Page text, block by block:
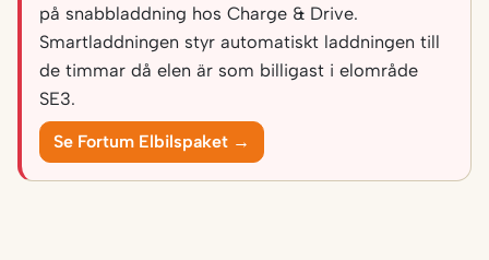
på snabbladdning hos Charge & Drive.
Smartladdningen styr automatiskt laddningen till
de timmar då elen är som billigast i elområde
SE3.
Se Fortum Elbilspaket →